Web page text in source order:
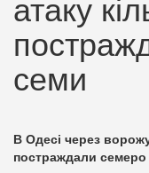
семи
В Одесі через
постраждали